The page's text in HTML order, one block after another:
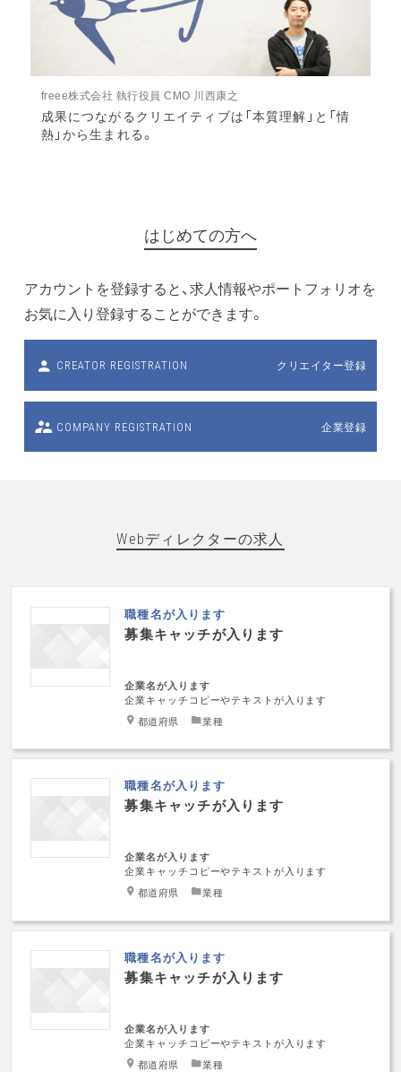
freee株式会社 執行役員 CMO 川西康之
成果につながるクリエイティブは「本質理解」と「情
熱」から生まれる。
はじめての方へ
アカウントを登録すると、求人情報やポートフォリオを
お気に入り登録することができます。
CREATOR REGISTRATION クリエイター登録
COMPANY REGISTRATION 企業登録
Webディレクターの求人
職種名が入ります
募集キャッチが入ります
企業名が入ります
企業キャッチコピーやテキストが入ります
都道府県 業種
職種名が入ります
募集キャッチが入ります
企業名が入ります
企業キャッチコピーやテキストが入ります
都道府県 業種
職種名が入ります
募集キャッチが入ります
企業名が入ります
企業キャッチコピーやテキストが入ります
都道府県 業種